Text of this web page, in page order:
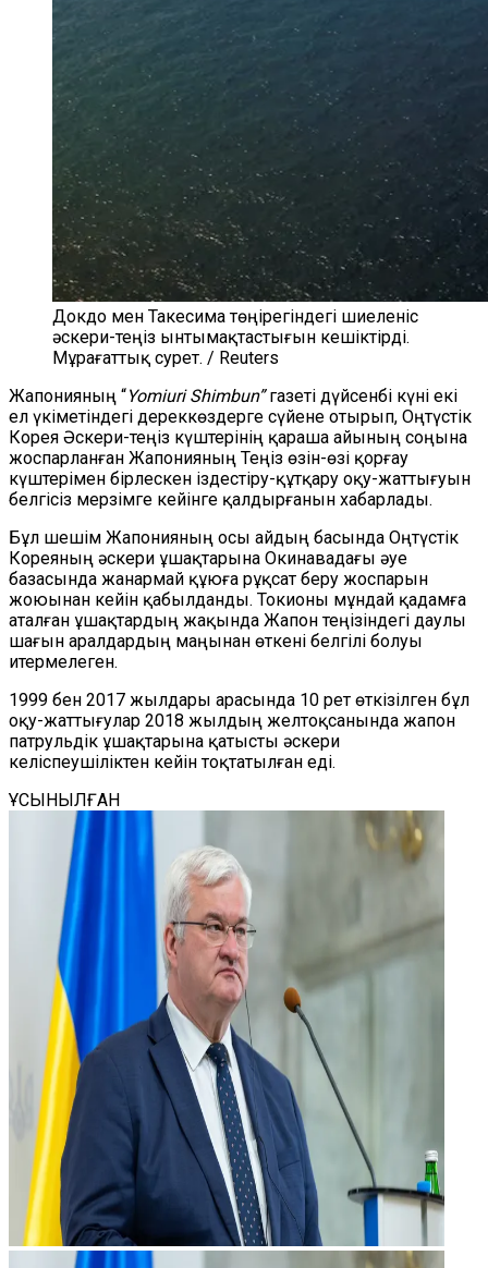
Докдо мен Такесима төңірегіндегі шиеленіс
әскери-теңіз ынтымақтастығын кешіктірді.
Мұрағаттық сурет. / Reuters
Жапонияның “Yomiuri Shimbun”газеті дүйсенбі күні екі
ел үкіметіндегі дереккөздерге сүйене отырып, Оңтүстік
Корея Әскери-теңіз күштерінің қараша айының соңына
жоспарланған Жапонияның Теңіз өзін-өзі қорғау
күштерімен бірлескен іздестіру-құтқару оқу-жаттығуын
белгісіз мерзімге кейінге қалдырғанын хабарлады.
Бұл шешім Жапонияның осы айдың басында Оңтүстік
Кореяның әскери ұшақтарына Окинавадағы әуе
базасында жанармай құюға рұқсат беру жоспарын
жоюынан кейін қабылданды. Токионы мұндай қадамға
аталған ұшақтардың жақында Жапон теңізіндегі даулы
шағын аралдардың маңынан өткені белгілі болуы
итермелеген.
1999 бен 2017 жылдары арасында 10 рет өткізілген бұл
оқу-жаттығулар 2018 жылдың желтоқсанында жапон
патрульдік ұшақтарына қатысты әскери
келіспеушіліктен кейін тоқтатылған еді.
ҰСЫНЫЛҒАН